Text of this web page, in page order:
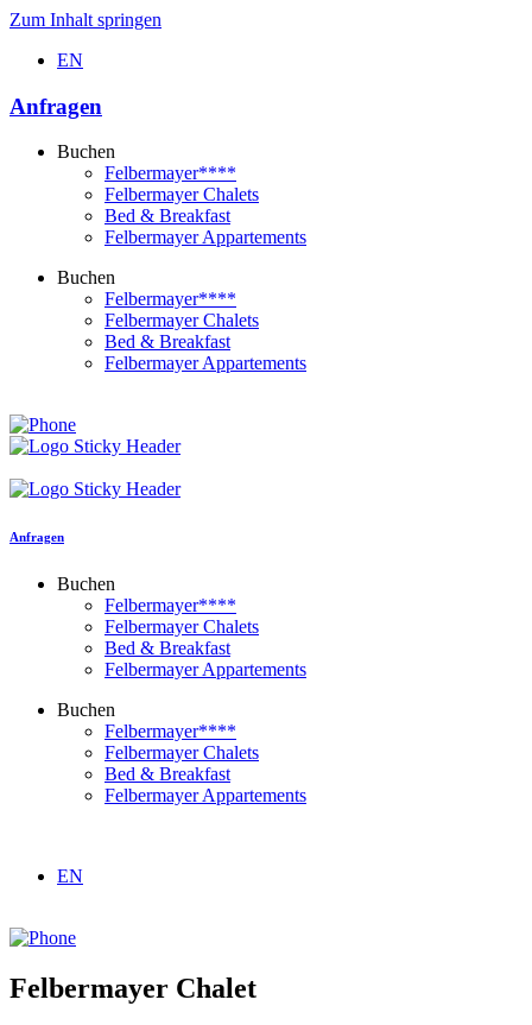
Zum Inhalt springen
EN
Anfragen
Buchen
Felbermayer****
Felbermayer Chalets
Bed & Breakfast
Felbermayer Appartements
Buchen
Felbermayer****
Felbermayer Chalets
Bed & Breakfast
Felbermayer Appartements
Anfragen
Buchen
Felbermayer****
Felbermayer Chalets
Bed & Breakfast
Felbermayer Appartements
Buchen
Felbermayer****
Felbermayer Chalets
Bed & Breakfast
Felbermayer Appartements
EN
Felbermayer Chalet